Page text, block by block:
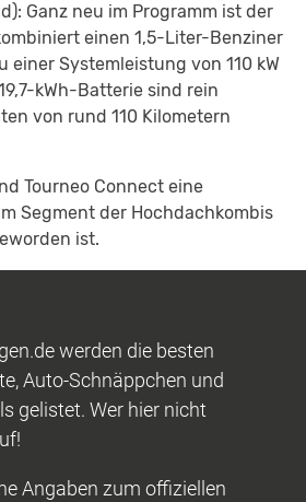
Ganz neu im Programm ist der
einen 1,5-Liter-Benziner
einer Systemleistung von 110 kW
kWh-Batterie sind rein
von rund 110 Kilometern
Tourneo Connect eine
Segment der Hochdachkombis
ist.
werden die besten
Auto-Schnäppchen und
gelistet. Wer hier nicht
Angaben zum offiziellen